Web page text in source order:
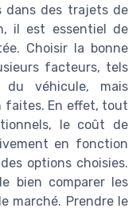
dans des trajets de
il est essentiel de
Choisir la bonne
facteurs, tels
véhicule, mais
faites. En effet, tout
le coût de
en fonction
options choisies.
bien comparer les
marché. Prendre le